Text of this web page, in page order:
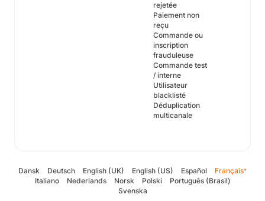
rejetée
Paiement non
reçu
Commande ou
inscription
frauduleuse
Commande test
/ interne
Utilisateur
blacklisté
Déduplication
multicanale
Dansk Deutsch English (UK) English (US) Español Français*
Italiano Nederlands Norsk Polski
Português (Brasil)
Svenska